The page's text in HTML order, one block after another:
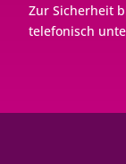
Zur Sicherheit
telefonisch